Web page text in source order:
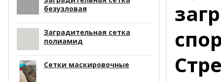
безузловая
Заградительная сетка
полиамид
Сетки маскировочные